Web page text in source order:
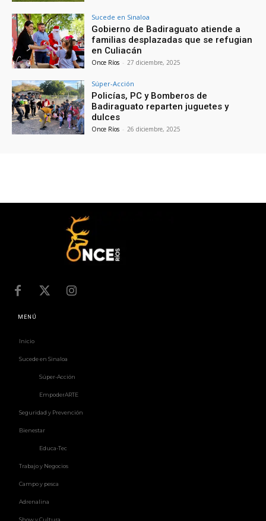
Sucede en Sinaloa
Gobierno de Badiraguato atiende a
familias desplazadas que se refugian
en Culiacán
Once Ríos - 27 diciembre, 2025
Súper-Acción
Policías, PC y Bomberos de
Badiraguato reparten juguetes y
dulces
Once Ríos - 26 diciembre, 2025
MENÚ
Inicio
Sucede en Sinaloa
Súper-Acción
EmpoderARTE
Seguridad y Prevención
Bienestar
Educa-Tec
Trabajo y Negocios
Campo y pesca
Adrenalina